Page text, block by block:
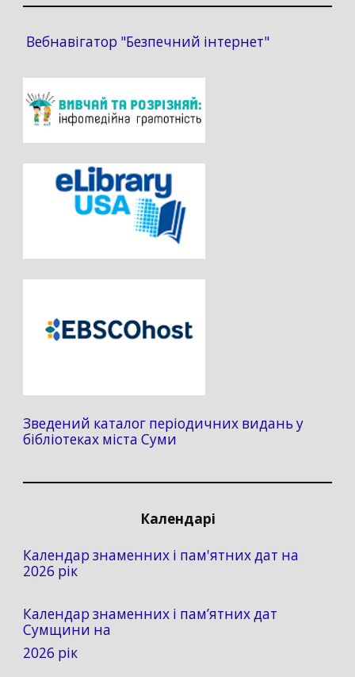
Вебнавігатор "Безпечний інтернет"
Зведений каталог періодичних видань у
бібліотеках міста Суми
Календарі
Календар знаменних і пам'ятних дат на
2026 рік
Календар знаменних і пам’ятних дат
Сумщини на
2026 рік